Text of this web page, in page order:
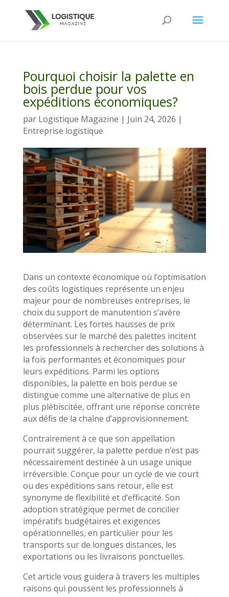
Pourquoi choisir la palette en
bois perdue pour vos
expéditions économiques?
par Logistique Magazine | Juin 24, 2026 |
Entreprise logistique
Dans un contexte économique où l’optimisation
des coûts logistiques représente un enjeu
majeur pour de nombreuses entreprises, le
choix du support de manutention s’avère
déterminant. Les fortes hausses de prix
observées sur le marché des palettes incitent
les professionnels à rechercher des solutions à
la fois performantes et économiques pour
leurs expéditions. Parmi les options
disponibles, la palette en bois perdue se
distingue comme une alternative de plus en
plus plébiscitée, offrant une réponse concrète
aux défis de la chaîne d’approvisionnement.
Contrairement à ce que son appellation
pourrait suggérer, la palette perdue n’est pas
nécessairement destinée à un usage unique
irréversible. Conçue pour un cycle de vie court
ou des expéditions sans retour, elle est
synonyme de flexibilité et d’efficacité. Son
adoption stratégique permet de concilier
impératifs budgétaires et exigences
opérationnelles, en particulier pour les
transports sur de longues distances, les
exportations ou les livraisons ponctuelles.
Cet article vous guidera à travers les multiples
raisons qui poussent les professionnels à